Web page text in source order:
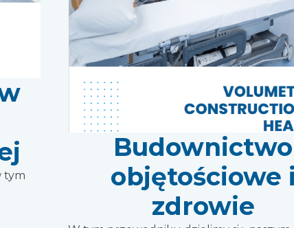
tym
Budownictwo
objętościowe i
zdrowie